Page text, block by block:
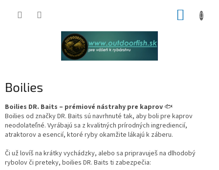
Boilies
Boilies DR. Baits – prémiové nástrahy pre kaprov🐟
Boilies od značky DR. Baits sú navrhnuté tak, aby boli pre kaprov
neodolateľné. Vyrábajú sa z kvalitných prírodných ingrediencií,
atraktorov a esencií, ktoré ryby okamžite lákajú k záberu.
Či už lovíš na krátky vychádzky, alebo sa pripravuješ na dlhodobý
rybolov či preteky, boilies DR. Baits ti zabezpečia: